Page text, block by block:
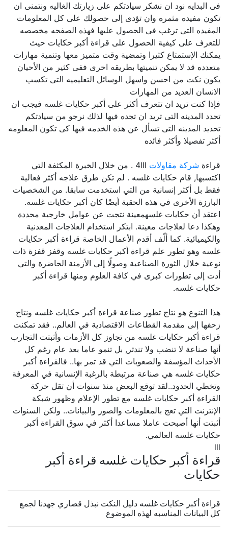
فى البدايه نود ان نشكر سيادتكم على زيارتك الغاليه ونتمنى ان
تكون مفيده مثمره وان تؤدى إلى حصولك على كل المعلومات
المفيده التى ترغب فى الحصول عليها فهذه الصفحه مخصصه
للتعرف على كيفية الحصول على قراءة أكبر حكايات حيث
يمكنك الإستمتاع كثيرا وتمضية وقت متميز معها وتنمية مهارات
متعدده قد لا يمكن تنميتها بطريقه اخرى ففى كثير من الأحيان
يكون نكت من احسن واسهل الوسائل التعليميه التى تكسب
الانسان العديد من المهارات
فإذا كنت تريد ان تتعرف أكثر على أكبر حكايات غلسه فيجب ان
تحدد المدينه التى تريد ان تجده فيها لذلك نرجو من سيادتكم
تحديد المدينه التى تسأل عن هذه الخدمه فيها كى تكون المعلومه
أكثر تفصيلا وأكثر فائده
قراءةشركة مقاولات
4lll . من خلال الخبرة المكثفة التي
اكتسبها, قام حكايات غلسه . لم تكن طرق علاجه أكثر فعالية
فقط بل أكثر إنسانية من التي استخدمت سابقا. من الشخصيات
البارزة الأخرى في هذه الحقبة أيضًا كان أكبر حكايات غلسه.
اعتقد أن حكايات غلسهمعينة نتجت عن عوامل خارجية محددة
وهكذا دعا لعلاجات معينة. ابتكر استخدام العلاجات المعدنية
والكيميائية. كما ألّف أقدم الأعمال الخاصة قراءة أكبر حكايات
غلسه وهو تطور علم قراءة أكبر حكايات غلسه وقفز قفزة ذات
نوعية خلال الثورة الصناعية وصولًا إلى الأزمنة الحاضرة والتي
أدت إلى تطورات كبرى في كافة العلوم ومنها قراءة أكبر
حكايات غلسه.
هذا التنوع هو نتاج تطور صناعة قراءة أكبر حكايات غلسه ونتاج
زحفها إلى مقدمة القطاعات الاقتصادية في العالم.. فقد تمكنت
قراءة أكبر حكايات غلسه من تجاوز كل الأزمات وأثبتت التجارب
أنها صناعة لا تنضب ولا تندثر, بل تنمو عاما بعد عام رغم كل
الأحداث المؤسفة والصعوبات التي قد تمر بها.. فالقراءة أكبر
حكايات غلسه هي صناعة مرتبطة بالرغبة الإنسانية في المعرفة
وتخطي الحدود..لقد توقع البعض منذ سنوات أن تقل حركة
القراءة أكبر حكايات غلسه مع تطور الإعلام وظهور شبكة
الإنترنت التي تعج بالمعلومات والصور والبيانات.. ولكن السنوات
أثبتت أنها أصبحت عاملا مساعدا أكثر في سوق القراءة أكبر
حكايات غلسه العالمي.
قراءة أكبر حكايات غلسه قراءة أكبر
حكايات
قراءة أكبر حكايات غلسه دليل النكت نبذل قصاري جهدنا لجمع
كل البيانات المناسبه لهذه الموضوع